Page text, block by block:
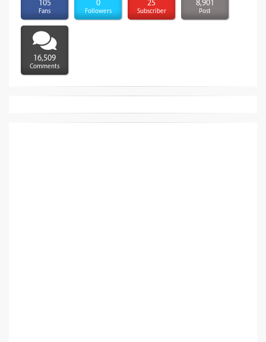
105
Fans
0
Followers
25
Subscriber
8,901
Post
16,509
Comments